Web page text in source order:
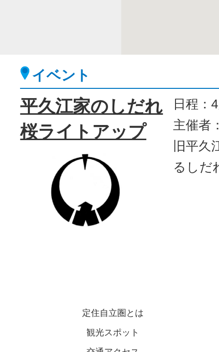
イベント
平久江家のしだれ
桜ライトアップ
日程：
主催者
旧平久
るしだ
定住自立圏とは
観光スポット